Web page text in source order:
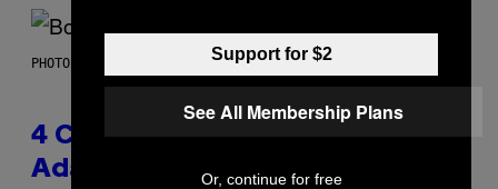
PHOTO BY FRANK MICELOTTA/IMAGEDIRECT
4 Classic Rock Bands That
Adapted to the New Rock
Support for $2
See All Membership Plans
Or, continue for free